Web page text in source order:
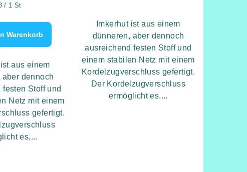
/ 1 St
Warenkorb
ist aus einem
aber dennoch
Stoff und
Netz mit einem
gefertigt.
es,...
Imkerhut ist aus einem
dünneren, aber dennoch
ausreichend festen Stoff und
einem stabilen Netz mit einem
Kordelzugverschluss gefertigt.
Der Kordelzugverschluss
ermöglicht es,...